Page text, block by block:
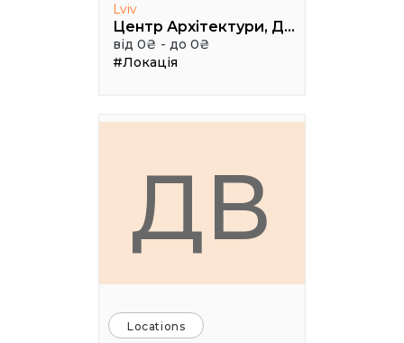
Lviv
Центр Архітектури, Дизайну та Урбаністики Порохова ВЕЖА
від 0₴ - до 0₴
#Локація
ДВ
Locations